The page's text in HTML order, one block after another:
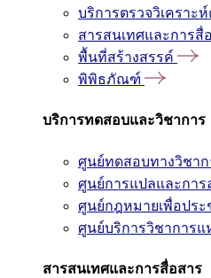
บริการตรวจวิเคราะ
สารสนเทศและการสื่
พื้นที่สร้างสรรค์
พิพิธภัณฑ์
บริการทดสอบและวิชาการ
ศูนย์ทดสอบทางวิชาก
ศูนย์การแปลและการ
ศูนย์กฎหมายเพื่อปร
ศูนย์บริการวิชาการ
สารสนเทศและการสื่อสาร